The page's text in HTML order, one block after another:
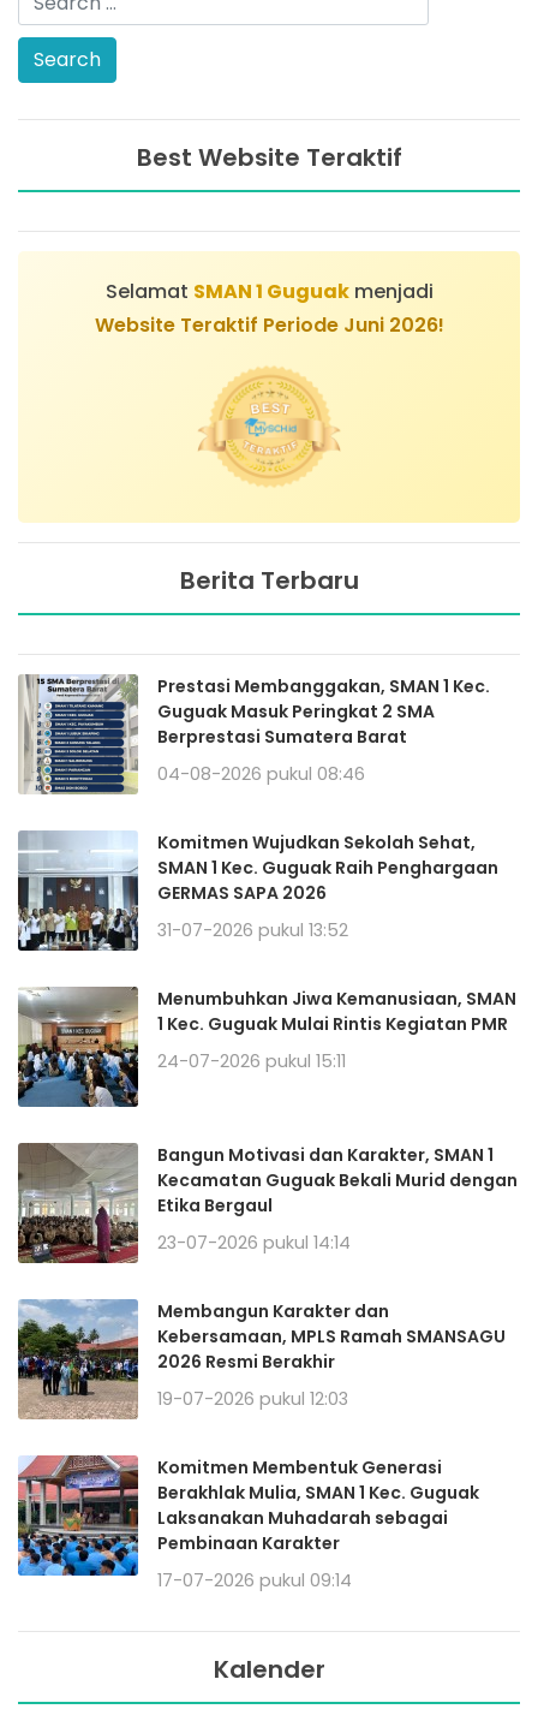
Best Website Teraktif
Selamat SMAN 1 Guguakmenjadi
Website Teraktif Periode Juni 2026!
Berita Terbaru
Prestasi Membanggakan, SMAN 1 Kec.
Guguak Masuk Peringkat 2 SMA
Berprestasi Sumatera Barat
04-08-2026 pukul 08:46
Komitmen Wujudkan Sekolah Sehat,
SMAN 1 Kec. Guguak Raih Penghargaan
GERMAS SAPA 2026
31-07-2026 pukul 13:52
Menumbuhkan Jiwa Kemanusiaan, SMAN
1 Kec. Guguak Mulai Rintis Kegiatan PMR
24-07-2026 pukul 15:11
Bangun Motivasi dan Karakter, SMAN 1
Kecamatan Guguak Bekali Murid dengan
Etika Bergaul
23-07-2026 pukul 14:14
Membangun Karakter dan
Kebersamaan, MPLS Ramah SMANSAGU
2026 Resmi Berakhir
19-07-2026 pukul 12:03
Komitmen Membentuk Generasi
Berakhlak Mulia, SMAN 1 Kec. Guguak
Laksanakan Muhadarah sebagai
Pembinaan Karakter
17-07-2026 pukul 09:14
Kalender